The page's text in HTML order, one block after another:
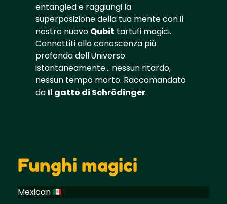
entangled e raggiungi la
superposizione della tua mente con il
nostro nuovo Qubit tartufi magici.
Connettiti alla conoscenza più
profonda dell'Universo
istantaneamente... nessun ritardo,
nessun tempo morto. Raccomandato
da Il gatto di Schrödinger.
Funghi magici
Mexican